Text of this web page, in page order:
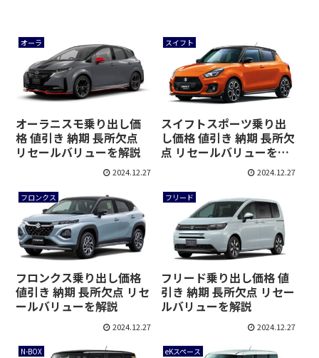
オーラ
オーラニスモ乗り出し価
格 値引き 納期 長所欠点
リセールバリューを解説
2024.12.27
スイフト
スイフトスポーツ乗り出
し価格 値引き 納期 長所欠
点 リセールバリューを解
2024.12.27
フロンクス
フロンクス乗り出し価格
値引き 納期 長所欠点 リセ
ールバリューを解説
2024.12.27
フリード
フリード乗り出し価格 値
引き 納期 長所欠点 リセー
ルバリューを解説
2024.12.27
N-BOX eKスペース